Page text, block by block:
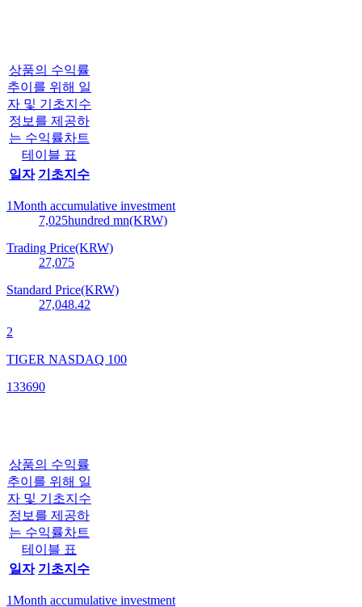
상품의 수익률
추이를 위해 일
자 및 기초지수
정보를 제공하
는 수익률차트
테이블 표
일자 기초지수
1Month accumulative investment
7,025hundred mn(KRW)
Trading Price(KRW)
27,075
Standard Price(KRW)
27,048.42
2
TIGER NASDAQ 100
133690
상품의 수익률
추이를 위해 일
자 및 기초지수
정보를 제공하
는 수익률차트
테이블 표
일자 기초지수
1Month accumulative investment